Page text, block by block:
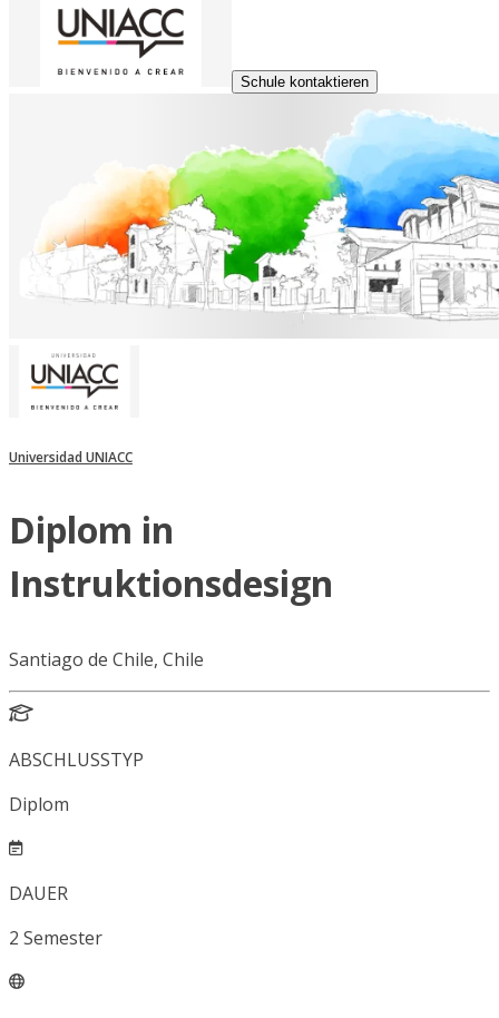
Schule kontaktieren
Universidad UNIACC
Diplom in
Instruktionsdesign
Santiago de Chile, Chile
ABSCHLUSSTYP
Diplom
DAUER
2 Semester